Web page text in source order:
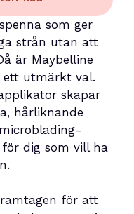
som ger
strån utan att
är Maybelline
ett utmärkt val.
skapar
hårliknande
dig som vill ha
för att